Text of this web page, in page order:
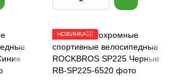
НОВИНКА🚴‍♂️